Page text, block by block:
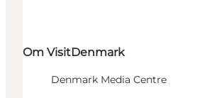
Om VisitDenmark
Denmark Media Centre